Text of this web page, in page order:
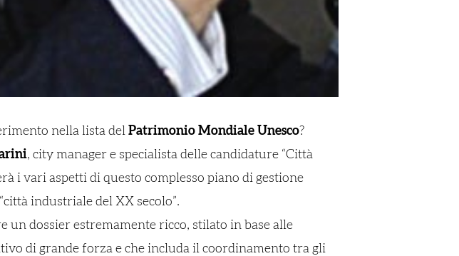
nella lista del Patrimonio Mondiale Unesco?
, city manager e specialista delle candidature “Città
i vari aspetti di questo complesso piano di gestione
industriale del XX secolo”.
un dossier estremamente ricco, stilato in base alle
di grande forza e che includa il coordinamento tra gli